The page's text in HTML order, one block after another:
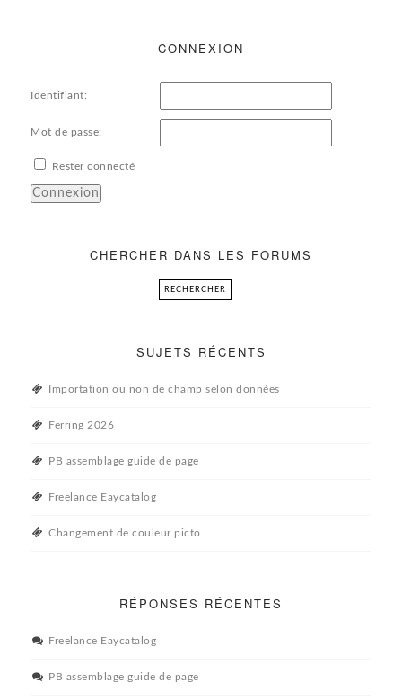
CONNEXION
Identifiant:
Mot de passe:
Rester connecté
Connexion
CHERCHER DANS LES FORUMS
SUJETS RÉCENTS
Importation ou non de champ selon données
Ferring 2026
PB assemblage guide de page
Freelance Eaycatalog
Changement de couleur picto
RÉPONSES RÉCENTES
Freelance Eaycatalog
PB assemblage guide de page